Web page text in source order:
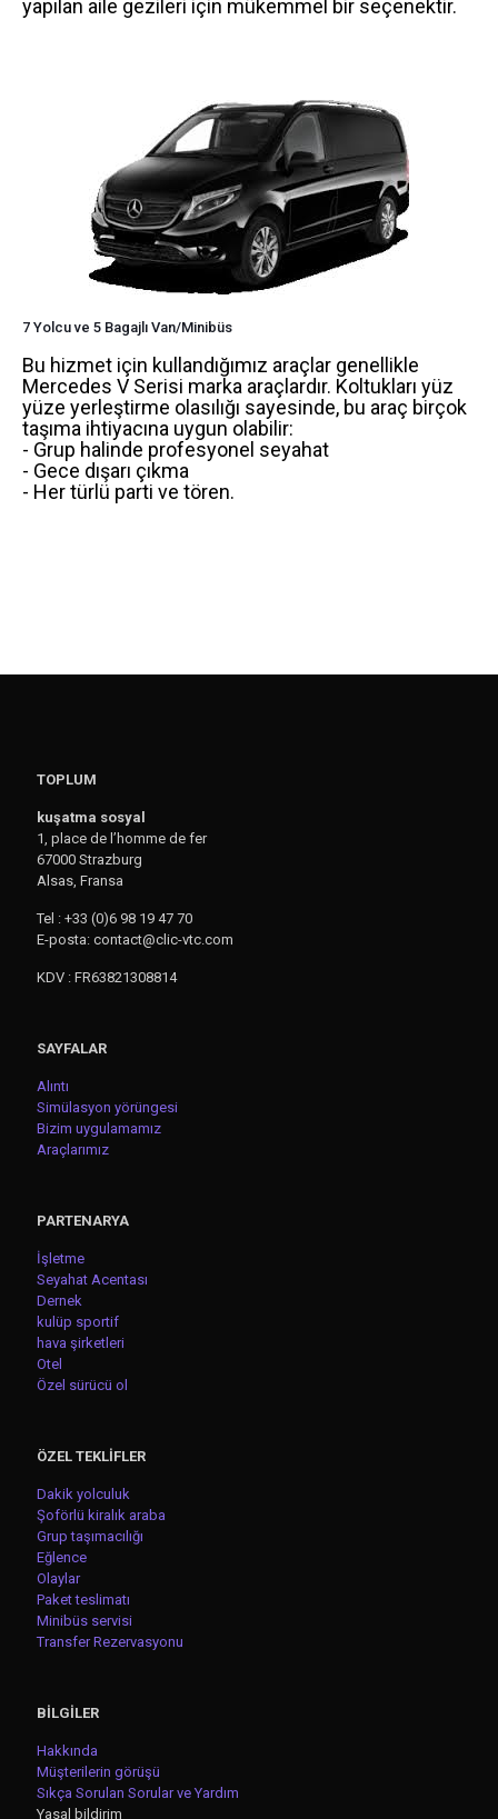
yapılan aile gezileri için mükemmel bir seçenektir.
7 Yolcu ve 5 Bagajlı Van/Minibüs
Bu hizmet için kullandığımız araçlar genellikle
Mercedes V Serisi marka araçlardır. Koltukları yüz
yüze yerleştirme olasılığı sayesinde, bu araç birçok
taşıma ihtiyacına uygun olabilir:
- Grup halinde profesyonel seyahat
- Gece dışarı çıkma
- Her türlü parti ve tören.
TOPLUM
kuşatma sosyal
1, place de l’homme de fer
67000 Strazburg
Alsas, Fransa
Tel : +33 (0)6 98 19 47 70
E-posta: contact@clic-vtc.com
KDV : FR63821308814
SAYFALAR
Alıntı
Simülasyon yörüngesi
Bizim uygulamamız
Araçlarımız
PARTENARYA
İşletme
Seyahat Acentası
Dernek
kulüp sportif
hava şirketleri
Otel
Özel sürücü ol
ÖZEL TEKLİFLER
Dakik yolculuk
Şoförlü kiralık araba
Grup taşımacılığı
Eğlence
Olaylar
Paket teslimatı
Minibüs servisi
Transfer Rezervasyonu
BİLGİLER
Hakkında
Müşterilerin görüşü
Sıkça Sorulan Sorular ve Yardım
Yasal bildirim